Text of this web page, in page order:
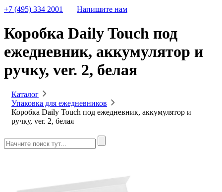
+7 (495) 334 2001
Напишите нам
Коробка Daily Touch под
ежедневник, аккумулятор и
ручку, ver. 2, белая
Каталог
Упаковка для ежедневников
Коробка Daily Touch под ежедневник, аккумулятор и
ручку, ver. 2, белая